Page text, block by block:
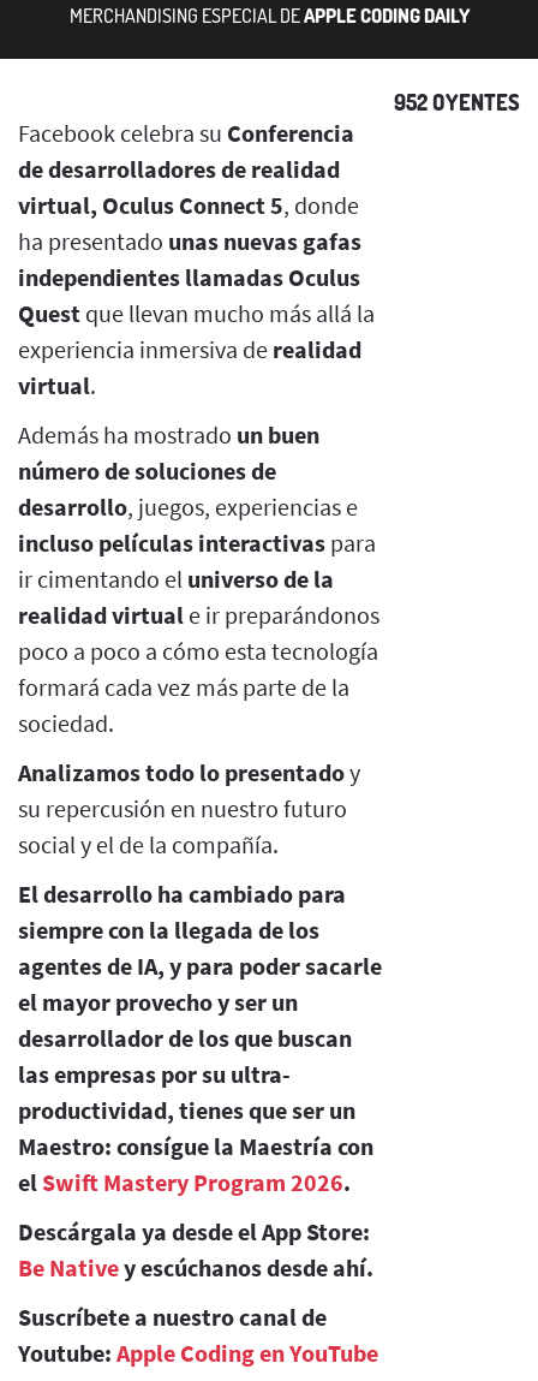
MERCHANDISING ESPECIAL DEAPPLE CODING DAILY
952 OYENTES
Facebook celebra su Conferencia
de desarrolladores de realidad
virtual, Oculus Connect 5, donde
ha presentado unas nuevas gafas
independientes llamadas Oculus
Quest que llevan mucho más allá la
experiencia inmersiva de realidad
virtual.
Además ha mostrado un buen
número de soluciones de
desarrollo, juegos, experiencias e
incluso películas interactivas para
ir cimentando el universo de la
realidad virtual e ir preparándonos
poco a poco a cómo esta tecnología
formará cada vez más parte de la
sociedad.
Analizamos todo lo presentadoy
su repercusión en nuestro futuro
social y el de la compañía.
El desarrollo ha cambiado para
siempre con la llegada de los
agentes de IA, y para poder sacarle
el mayor provecho y ser un
desarrollador de los que buscan
las empresas por su ultra-
productividad, tienes que ser un
Maestro: consígue la Maestría con
el Swift Mastery Program 2026.
Descárgala ya desde el App Store:
Be Nativey escúchanos desde ahí.
Suscríbete a nuestro canal de
Youtube: Apple Coding en YouTube